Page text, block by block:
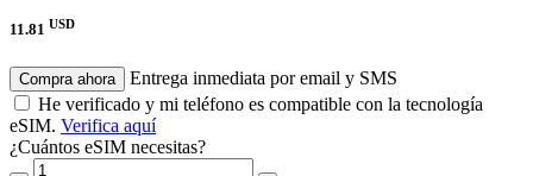
11.81 USD
Compra ahora
Entrega inmediata por email y SMS
He verificado y mi teléfono es compatible con la tecnología
eSIM. Verifica aquí
¿Cuántos eSIM necesitas?